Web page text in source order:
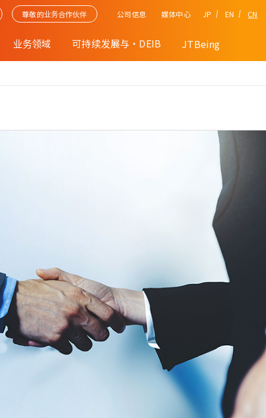
尊敬的业务合作伙伴
业务领域 可持续发展与・DEIB JTBeing
公司信息 媒体中心 JP EN CN